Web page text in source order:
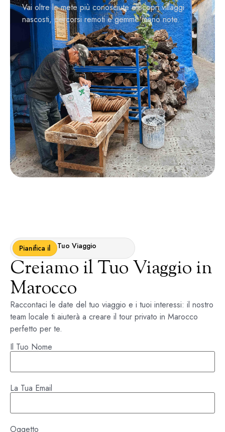
Vai oltre le mete più conosciute e scopri villaggi
nascosti, percorsi remoti e gemme meno note.
Pianifica il Tuo Viaggio
Creiamo il Tuo Viaggio in
Marocco
Raccontaci le date del tuo viaggio e i tuoi interessi: il nostro
team locale ti aiuterà a creare il tour privato in Marocco
perfetto per te.
Il Tuo Nome
La Tua Email
Oggetto